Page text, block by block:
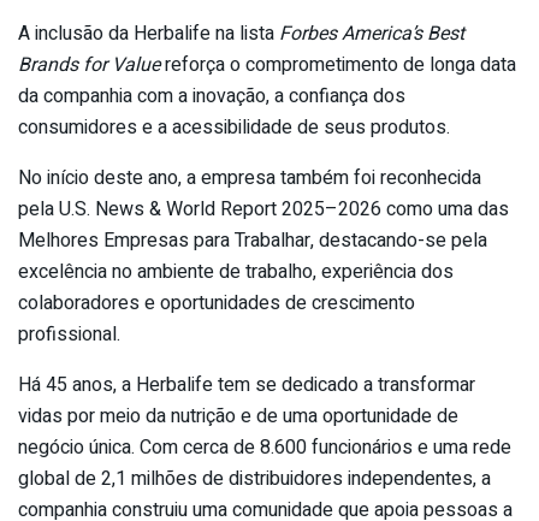
A inclusão da Herbalife na lista Forbes America’s Best
Brands for Valuereforça o comprometimento de longa data
da companhia com a inovação, a confiança dos
consumidores e a acessibilidade de seus produtos.
No início deste ano, a empresa também foi reconhecida
pela U.S. News & World Report 2025–2026 como uma das
Melhores Empresas para Trabalhar, destacando-se pela
excelência no ambiente de trabalho, experiência dos
colaboradores e oportunidades de crescimento
profissional.
Há 45 anos, a Herbalife tem se dedicado a transformar
vidas por meio da nutrição e de uma oportunidade de
negócio única. Com cerca de 8.600 funcionários e uma rede
global de 2,1 milhões de distribuidores independentes, a
companhia construiu uma comunidade que apoia pessoas a